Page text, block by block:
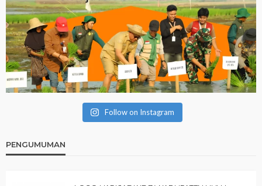
Follow on Instagram
PENGUMUMAN